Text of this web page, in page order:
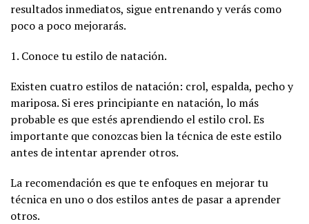
resultados inmediatos, sigue entrenando y verás como
poco a poco mejorarás.
1. Conoce tu estilo de natación.
Existen cuatro estilos de natación: crol, espalda, pecho y
mariposa. Si eres principiante en natación, lo más
probable es que estés aprendiendo el estilo crol. Es
importante que conozcas bien la técnica de este estilo
antes de intentar aprender otros.
La recomendación es que te enfoques en mejorar tu
técnica en uno o dos estilos antes de pasar a aprender
otros.